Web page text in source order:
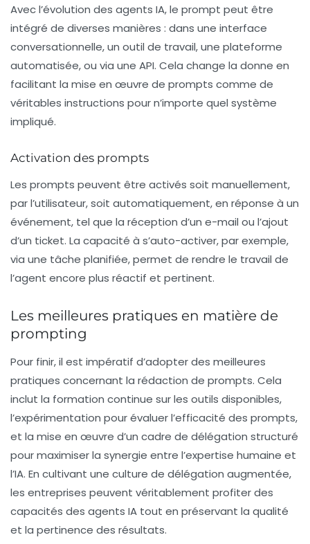
Avec l’évolution des agents IA, le prompt peut être
intégré de diverses manières : dans une interface
conversationnelle, un outil de travail, une plateforme
automatisée, ou via une API. Cela change la donne en
facilitant la mise en œuvre de prompts comme de
véritables instructions pour n’importe quel système
impliqué.
Activation des prompts
Les prompts peuvent être activés soit manuellement,
par l’utilisateur, soit automatiquement, en réponse à un
événement, tel que la réception d’un e-mail ou l’ajout
d’un ticket. La capacité à s’auto-activer, par exemple,
via une tâche planifiée, permet de rendre le travail de
l’agent encore plus réactif et pertinent.
Les meilleures pratiques en matière de
prompting
Pour finir, il est impératif d’adopter des meilleures
pratiques concernant la rédaction de prompts. Cela
inclut la formation continue sur les outils disponibles,
l’expérimentation pour évaluer l’efficacité des prompts,
et la mise en œuvre d’un cadre de délégation structuré
pour maximiser la synergie entre l’expertise humaine et
l’IA. En cultivant une culture de délégation augmentée,
les entreprises peuvent véritablement profiter des
capacités des agents IA tout en préservant la qualité
et la pertinence des résultats.